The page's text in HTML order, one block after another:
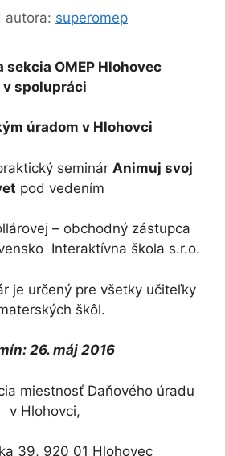
autora: superomep
sekcia OMEP Hlohovec
v spolupráci
úradom v Hlohovci
seminár Animuj svoj
pod vedením
– obchodný zástupca
Interaktívna škola s.r.o.
je určený pre všetky učiteľky
škôl.
26. máj 2016
miestnosť Daňového úradu
v Hlohovci,
39, 920 01 Hlohovec